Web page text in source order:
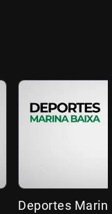
Deportes